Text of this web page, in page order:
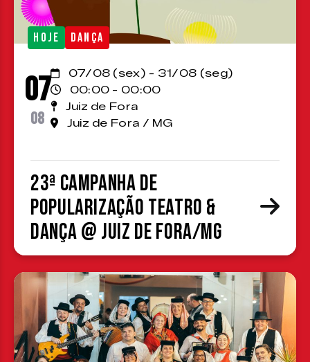
HOJE DANÇA
07
08
07/08 (sex) - 31/08 (seg)
00:00 - 00:00
Juiz de Fora
Juiz de Fora / MG
23ª Campanha de
Popularização Teatro &
Dança @ Juiz de Fora/MG